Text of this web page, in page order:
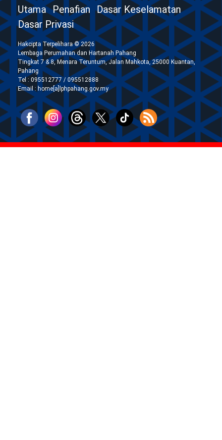
Utama Penafian Dasar Keselamatan
Dasar Privasi
Hakcipta Terpelihara © 2026
Lembaga Perumahan dan Hartanah Pahang
Tingkat 7 & 8, Menara Teruntum, Jalan Mahkota, 25000 Kuantan,
Pahang
Tel : 095512777 / 095512888
Email : home[a]lphpahang.gov.my